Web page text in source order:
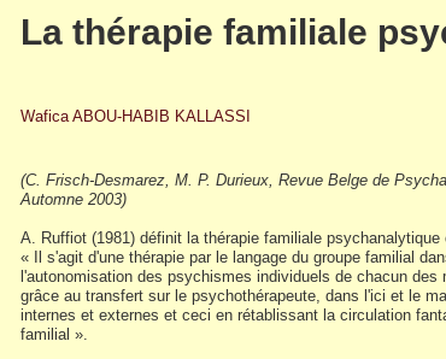
La thérapie familiale
Wafica ABOU-HABIB KALLASSI
(C. Frisch-Desmarez, M. P. Durieux, Revue Belge de
Automne 2003)
A. Ruffiot (1981) définit la thérapie familiale psychanalytique
« Il s'agit d'une thérapie par le langage du groupe familial
l'autonomisation des psychismes individuels de chacun
grâce au transfert sur le psychothérapeute, dans l'ici et le
internes et externes et ceci en rétablissant la circulation
familial ».